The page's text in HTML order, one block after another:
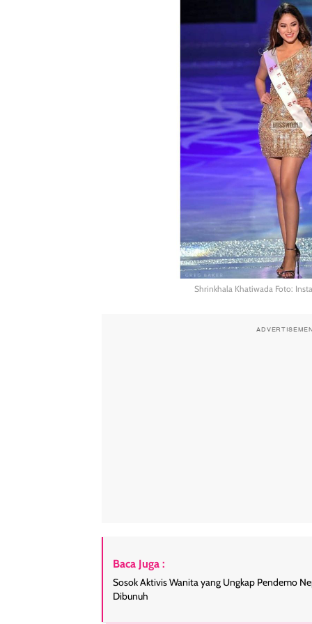
Shrinkhala Khatiwada Foto:
Baca Juga :
Sosok Aktivis Wanita yang Ungkap Pendemo
Dibunuh